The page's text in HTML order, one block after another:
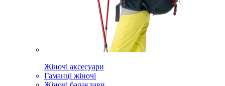
Жіночі аксесуари
Гаманці жіночі